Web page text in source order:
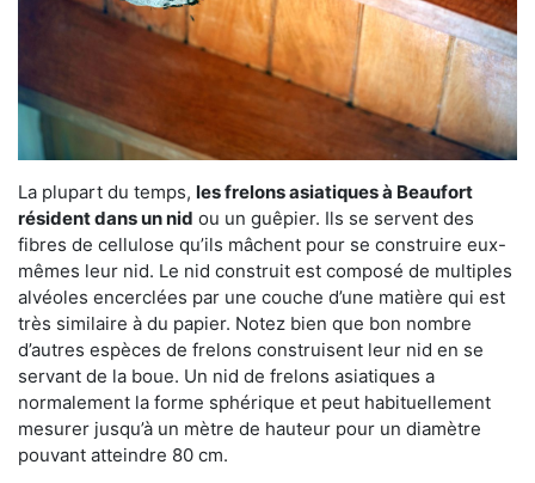
La plupart du temps, les frelons asiatiques à Beaufort
résident dans un nid ou un guêpier. Ils se servent des
fibres de cellulose qu’ils mâchent pour se construire eux-
mêmes leur nid. Le nid construit est composé de multiples
alvéoles encerclées par une couche d’une matière qui est
très similaire à du papier. Notez bien que bon nombre
d’autres espèces de frelons construisent leur nid en se
servant de la boue. Un nid de frelons asiatiques a
normalement la forme sphérique et peut habituellement
mesurer jusqu’à un mètre de hauteur pour un diamètre
pouvant atteindre 80 cm.